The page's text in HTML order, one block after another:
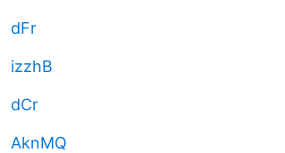
dFr
izzhB
dCr
AknMQ